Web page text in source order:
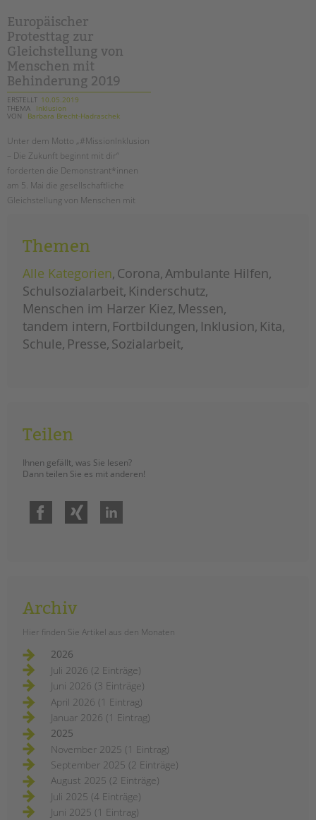
da!
Europäischer
Protesttag zur
Gleichstellung von
Menschen mit
Behinderung 2019
ERSTELLT 10.05.2019
THEMA
Inklusion
VON
Barbara Brecht-Hadraschek
Unter dem Motto „#MissionInklusion
– Die Zukunft beginnt mit dir“
forderten die Demonstrant*innen
am 5. Mai die gesellschaftliche
Gleichstellung von Menschen mit
weiterleseneuropäischer
protesttag
gleichstellung
von
menschen
mit
behinderung
2019
Themen
Alle Kategorien Corona Ambulante Hilfen
Schulsozialarbeit Kinderschutz
Menschen im Harzer Kiez Messen
tandem intern Fortbildungen Inklusion Kita
Schule Presse Sozialarbeit
Teilen
Ihnen gefällt, was Sie lesen?
Dann teilen Sie es mit anderen!
Facebook
Archiv
Hier finden Sie Artikel aus den Monaten
2026
Juli 2026 (2 Einträge)
Juni 2026 (3 Einträge)
April 2026 (1 Eintrag)
Januar 2026 (1 Eintrag)
2025
November 2025 (1 Eintrag)
September 2025 (2 Einträge)
August 2025 (2 Einträge)
Juli 2025 (4 Einträge)
Juni 2025 (1 Eintrag)